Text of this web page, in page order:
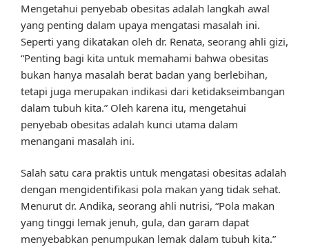
Mengetahui penyebab obesitas adalah langkah awal
yang penting dalam upaya mengatasi masalah ini.
Seperti yang dikatakan oleh dr. Renata, seorang ahli gizi,
“Penting bagi kita untuk memahami bahwa obesitas
bukan hanya masalah berat badan yang berlebihan,
tetapi juga merupakan indikasi dari ketidakseimbangan
dalam tubuh kita.” Oleh karena itu, mengetahui
penyebab obesitas adalah kunci utama dalam
menangani masalah ini.
Salah satu cara praktis untuk mengatasi obesitas adalah
dengan mengidentifikasi pola makan yang tidak sehat.
Menurut dr. Andika, seorang ahli nutrisi, “Pola makan
yang tinggi lemak jenuh, gula, dan garam dapat
menyebabkan penumpukan lemak dalam tubuh kita.”